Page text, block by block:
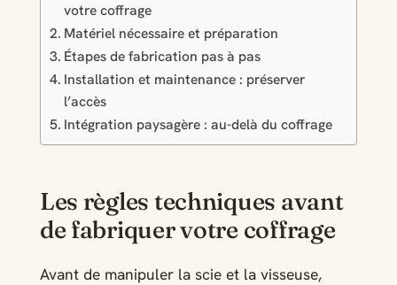
votre coffrage
Matériel nécessaire et préparation
Étapes de fabrication pas à pas
Installation et maintenance : préserver
l’accès
Intégration paysagère : au-delà du coffrage
Les règles techniques avant
de fabriquer votre coffrage
Avant de manipuler la scie et la visseuse,